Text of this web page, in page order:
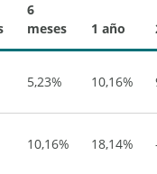
6
meses
1 año
5,23% 10,16%
10,16% 18,14%